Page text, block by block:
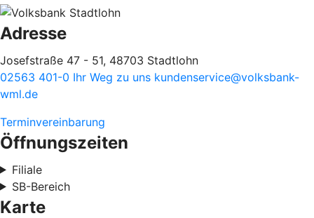
Adresse
Josefstraße 47 - 51, 48703 Stadtlohn
02563 401-0 Ihr Weg zu uns kundenservice@volksbank-
wml.de
Terminvereinbarung
Öffnungszeiten
Filiale
SB-Bereich
Karte